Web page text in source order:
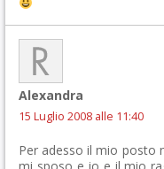
Alexandra
15 Luglio 2008 alle 11:40
Per adesso il mio posto